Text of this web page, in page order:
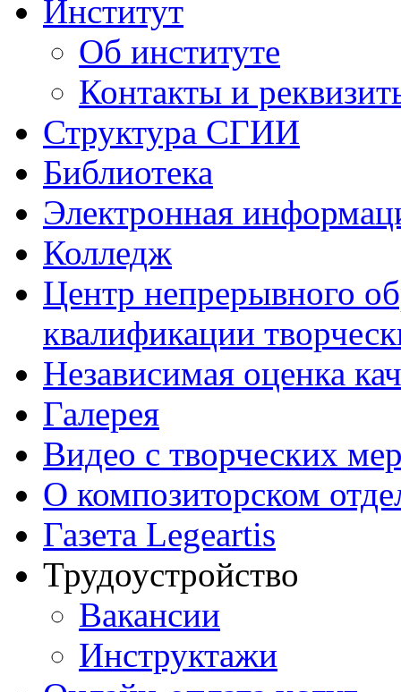
Институт
Об институте
Контакты и
Структура СГИИ
Библиотека
Электронная
Колледж
Центр непрерывного
квалификации
Независимая оценка
Галерея
Видео с творческих
О композиторском
Газета Legeartis
Трудоустройство
Вакансии
Инструктажи